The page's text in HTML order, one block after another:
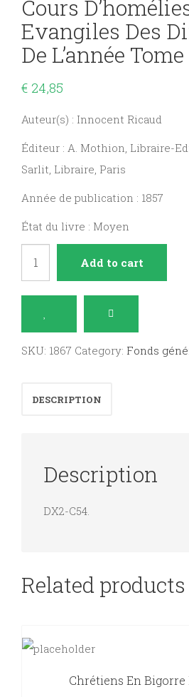
Cours
Evangiles Des
De L’année Tome
€ 24,85
Auteur(s) : Innocent Ricaud
Éditeur : A. Mothion, Libraire-
Sarlit, Libraire, Paris
Année de publication : 1857
État du livre : Moyen
sur
de
Add to cart
SKU: 1867 Category: Fonds
DESCRIPTION
Description
DX2-C54.
Related products
Chrétiens En Bigorre